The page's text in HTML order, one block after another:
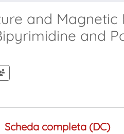
and
and
Scheda completa (DC)